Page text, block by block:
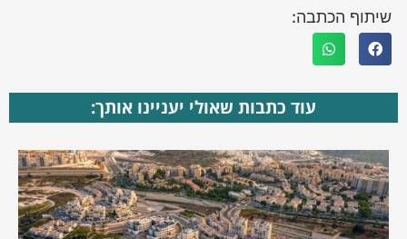
שיתוף הכתבה:
עוד כתבות שאולי יעניינו אותך: